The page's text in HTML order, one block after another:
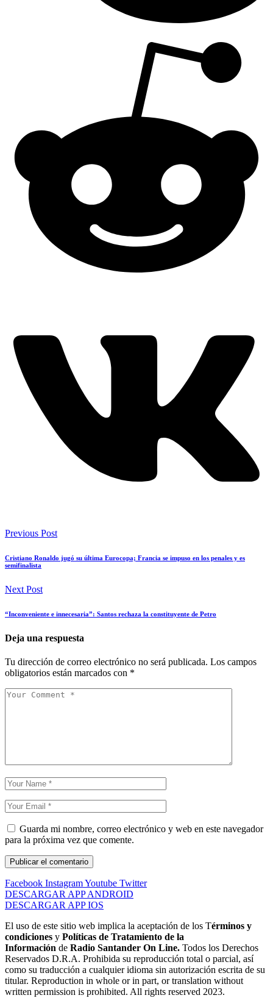
Previous Post
Cristiano Ronaldo jugó su última Eurocopa; Francia se impuso en los penales y es
semifinalista
Next Post
“Inconveniente e innecesaria”: Santos rechaza la constituyente de Petro
Deja una respuesta
Tu dirección de correo electrónico no será publicada. Los campos
obligatorios están marcados con *
Guarda mi nombre, correo electrónico y web en este navegador
para la próxima vez que comente.
Facebook InstagramYoutube Twitter
DESCARGAR APP ANDROID
DESCARGAR APP IOS
El uso de este sitio web implica la aceptación de los Términos y
condiciones y Políticas de Tratamiento de la
Información de Radio Santander On Line. Todos los Derechos
Reservados D.R.A. Prohibida su reproducción total o parcial, así
como su traducción a cualquier idioma sin autorización escrita de su
titular. Reproduction in whole or in part, or translation without
written permission is prohibited. All rights reserved 2023.